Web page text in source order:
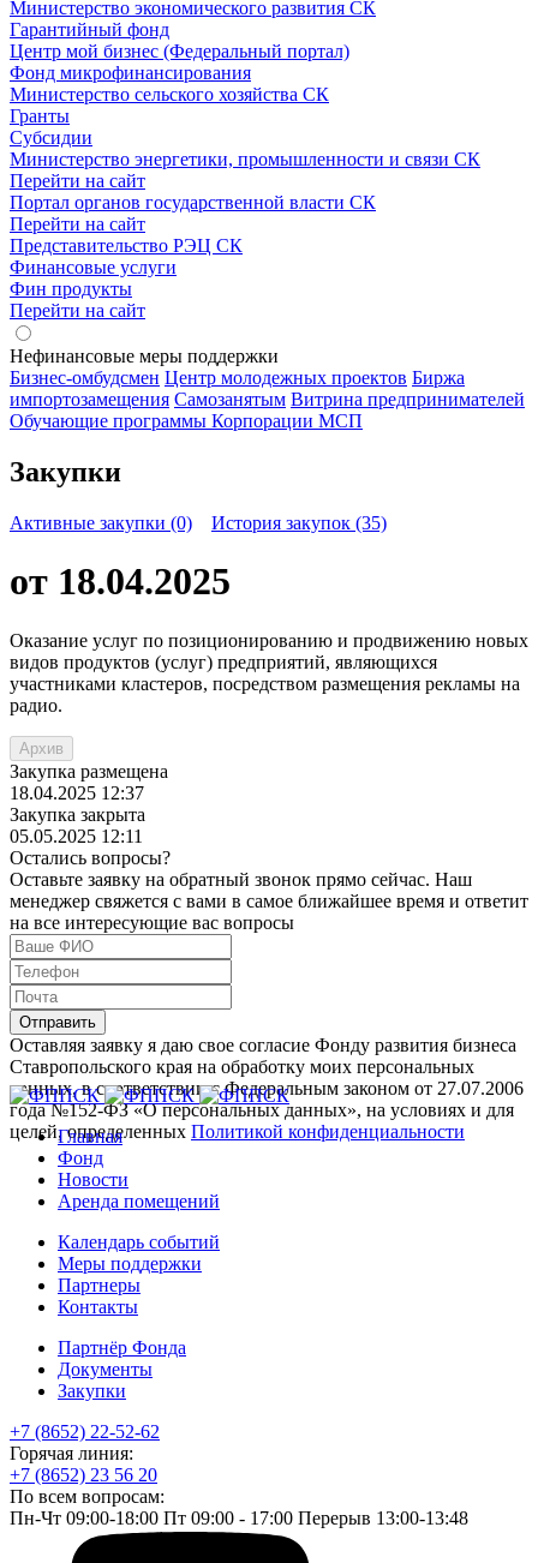
Министерство экономического развития СК
Гарантийный фонд
Центр мой бизнес (Федеральный портал)
Фонд микрофинансирования
Министерство сельского хозяйства СК
Гранты
Субсидии
Министерство энергетики, промышленности и связи СК
Перейти на сайт
Портал органов государственной власти СК
Перейти на сайт
Представительство РЭЦ СК
Финансовые услуги
Фин продукты
Перейти на сайт
Нефинансовые меры поддержки
Бизнес-омбудсмен Центр молодежных проектов Биржа
импортозамещения Cамозанятым Витрина предпринимателей
Обучающие программы Корпорации МСП
Закупки
Активные закупки (0) История закупок (35)
от 18.04.2025
Оказание услуг по позиционированию и продвижению новых
видов продуктов (услуг) предприятий, являющихся
участниками кластеров, посредством размещения рекламы на
радио.
Архив
Закупка размещена
18.04.2025 12:37
Закупка закрыта
05.05.2025 12:11
Остались вопросы?
Оставьте заявку на обратный звонок прямо сейчас. Наш
менеджер свяжется с вами в самое ближайшее время и ответит
на все интересующие вас вопросы
Оставляя заявку я даю свое согласие Фонду развития бизнеса
Ставропольского края на обработку моих персональных
данных, в соответствии с Федеральным законом от 27.07.2006
года №152-ФЗ «О персональных данных», на условиях и для
целей, определенных Политикой конфиденциальности
Главная
Фонд
Новости
Аренда помещений
Календарь событий
Меры поддержки
Партнеры
Контакты
Партнёр Фонда
Документы
Закупки
+7 (8652) 22-52-62
Горячая линия:
+7 (8652) 23 56 20
По всем вопросам:
Пн-Чт 09:00-18:00 Пт 09:00 - 17:00 Перерыв 13:00-13:48